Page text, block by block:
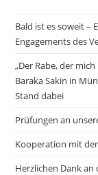
Bald ist es soweit –
Engagements des
„Der Rabe, der
Baraka Sakin in
Stand dabei
Prüfungen an
Kooperation mit
Herzlichen Dank an